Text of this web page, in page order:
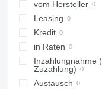
vom Hersteller
Leasing
Kredit
in Raten
Inzahlungnahme
Zuzahlung)
Austausch